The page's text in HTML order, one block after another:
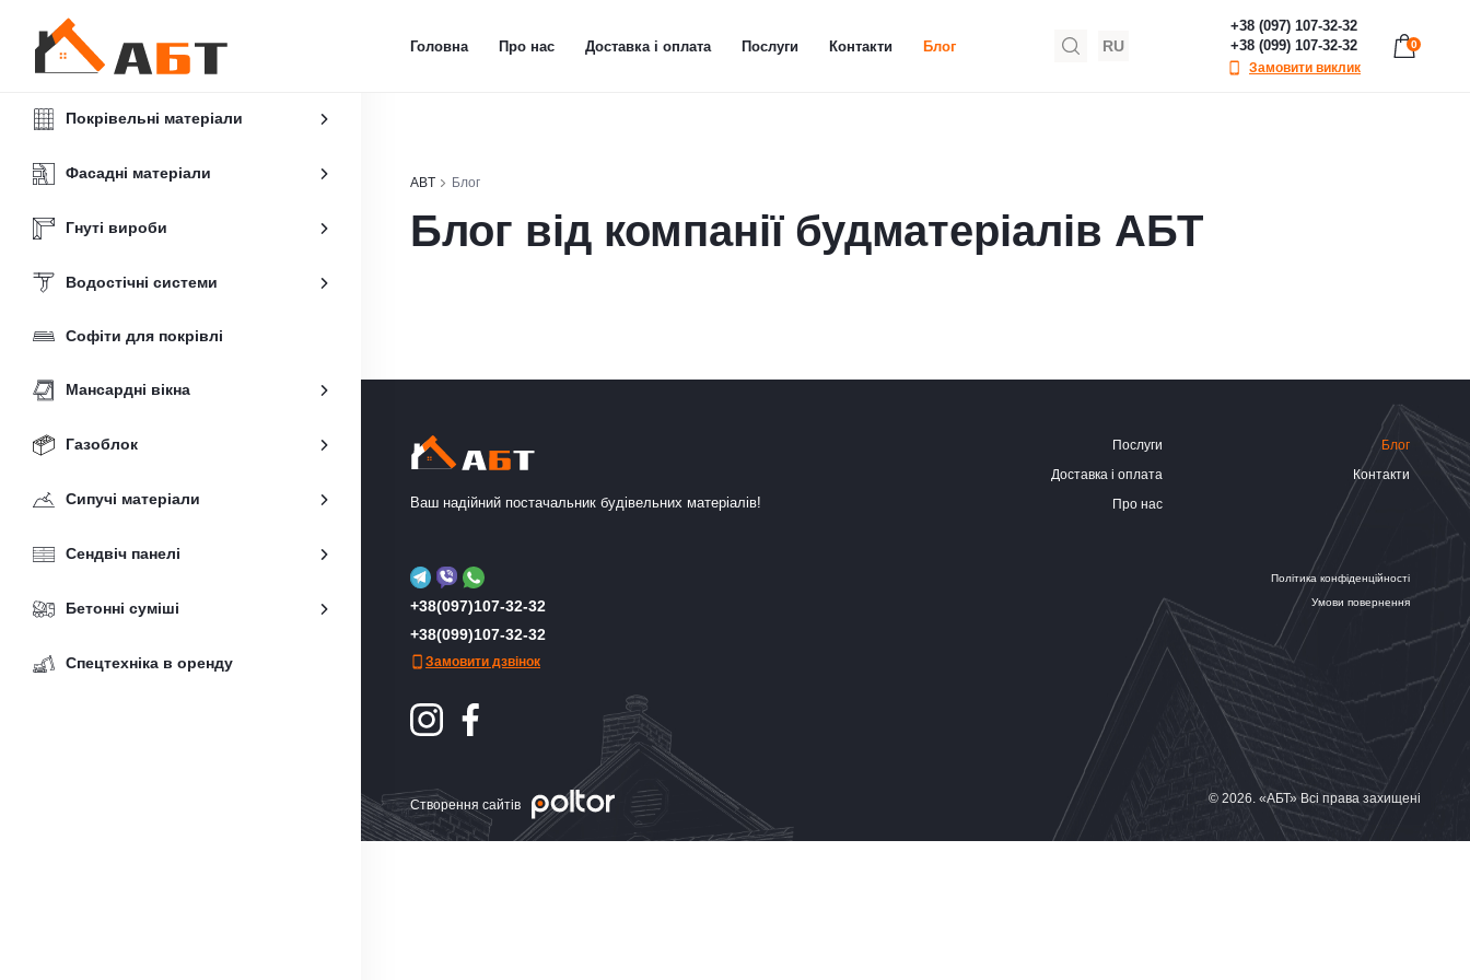
Головна Про нас Доставка і оплата Послуги Контакти Блог RU
+38 (097) 107-32-32
+38 (099) 107-32-32
Замовити виклик
0
Покрівельні матеріали
Фасадні матеріали
Гнуті вироби
Водостічні системи
Софіти для покрівлі
Мансардні вікна
Газоблок
Сипучі матеріали
Сендвіч панелі
Бетонні суміші
Спецтехніка в оренду
ABT Блог
Блог від компанії будматеріалів АБТ
Ваш надійний постачальник будівельних матеріалів!
Послуги
Блог
Доставка і оплата
Контакти
Про нас
+38(097)107-32-32
+38(099)107-32-32
Замовити дзвінок
Політика конфіденційності
Умови повернення
Створення сайтів © 2026. «АБТ» Всі права захищені